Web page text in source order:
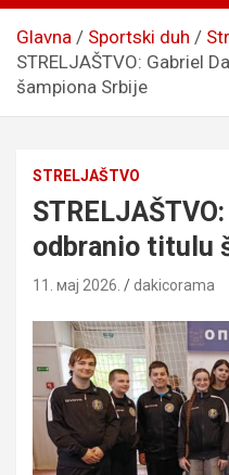
Glavna Sportski duh
STRELJAŠTVO: Gabriel
šampiona Srbije
STRELJAŠTVO
odbranio titulu
11. мај 2026. dakicorama